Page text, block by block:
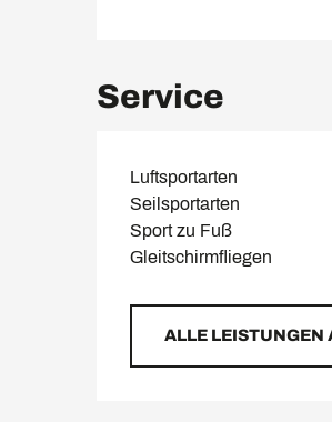
Service
Luftsportarten
Seilsportarten
Sport zu Fuß
Gleitschirmfliegen
ALLE LEISTUNGEN